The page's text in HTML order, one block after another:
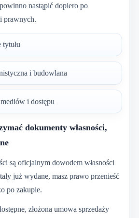
nastąpić dopiero po
prawnych.
tytułu
i budowlana
i dostępu
dokumenty własności,
są oficjalnym dowodem własności
już wydane, masz prawo przenieść
po zakupie.
złożona umowa sprzedaży